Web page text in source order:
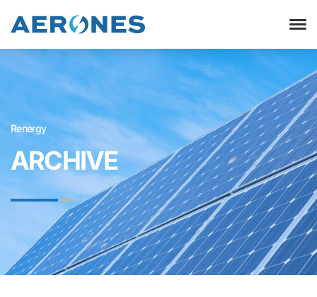
Renergy
ARCHIVE